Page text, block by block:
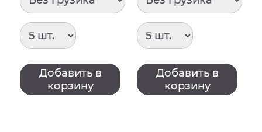
Добавить в
корзину
Добавить в
корзину